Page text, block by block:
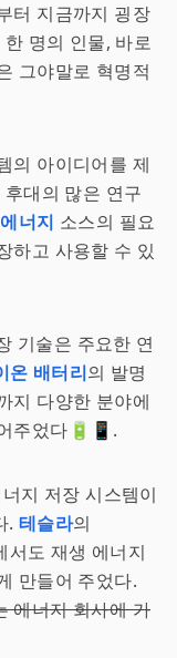
터 지금까지 굉장
명의 인물, 바로
그야말로 혁명적
의 아이디어를 제
대의 많은 연구
너지 소스의 필요
하고 사용할 수 있
기술은 주요한 연
온 배터리의 발명
지 다양한 분야에
주었다🔋📱.
지 저장 시스템이
. 테슬라의
도 재생 에너지
만들어 주었다.
에너지 회사에 가